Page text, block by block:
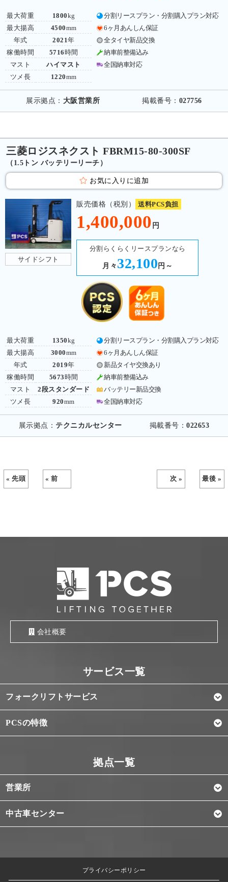
最大荷重
最大揚高
年式
稼働時間
マスト
ツメ長
1800kg
4500mm
2021年
5716 時間
ハイマスト
1220mm
分割リースプラン・分割購入プラン対応
6ヶ月あんしん保証
全タイヤ新品交換
納車前整備込み
全国納車対応
展示拠点： 大阪営業所 掲載番号： 027756
三菱ロジスネクスト FBRM15-80-300SF
（1.5トン バッテリーリーチ）
お気に入りに追加
サイドシフト
販売価格（税別） 送料PCS負担
1,400,000 円
分割らくらくリースプランなら
月々 32,100 円～
最大荷重
最大揚高
年式
稼働時間
マスト
ツメ長
1350kg
3000mm
2019年
5673 時間
2段スタンダード
920mm
分割リースプラン・分割購入プラン対応
6ヶ月あんしん保証
新品タイヤ交換あり
納車前整備込み
バッテリー新品交換
全国納車対応
展示拠点： テクニカルセンター 掲載番号：022653
« 先頭 « 前 次 » 最後 »
会社概要
フォークリフトサービス
PCSの特徴
営業所
中古車センター
プライバシーポリシー